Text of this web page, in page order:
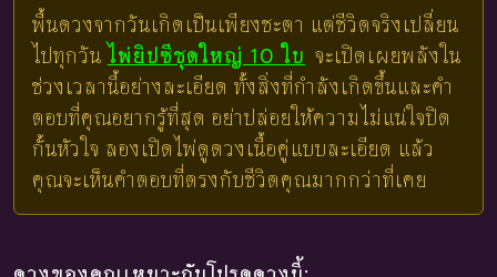
พื้นดวงจากวันเกิดเป็นเพียงชะตา แต่ชีวิตจริงเปลี่ยน
ไปทุกวัน ไพ่ยิปซีชุดใหญ่ 10 ใบ จะเปิดเผยพลังใน
ช่วงเวลานี้อย่างละเอียด ทั้งสิ่งที่กำลังเกิดขึ้นและคำ
ตอบที่คุณอยากรู้ที่สุด อย่าปล่อยให้ความไม่แน่ใจปิด
กั้นหัวใจ ลองเปิดไพ่ดูดวงเนื้อคู่แบบละเอียด แล้ว
คุณจะเห็นคำตอบที่ตรงกับชีวิตคุณมากกว่าที่เคย